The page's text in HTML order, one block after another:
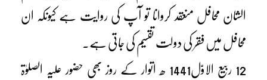
الشان محافل منعقد کروانا تو آپ کی روایت ہے کیونکہ ان
محافل میں فقر کی دولت تقسیم کی جاتی ہے۔
12 ربیع الاوّل1441 ھ اتوار کے روز بھی حضور علیہ الصلوٰۃ